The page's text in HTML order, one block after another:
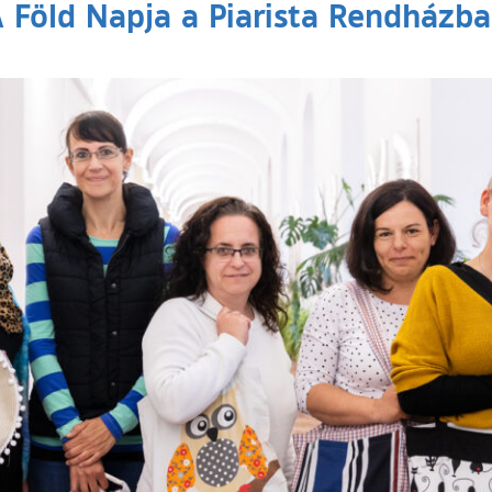
Föld Napja a Piarista